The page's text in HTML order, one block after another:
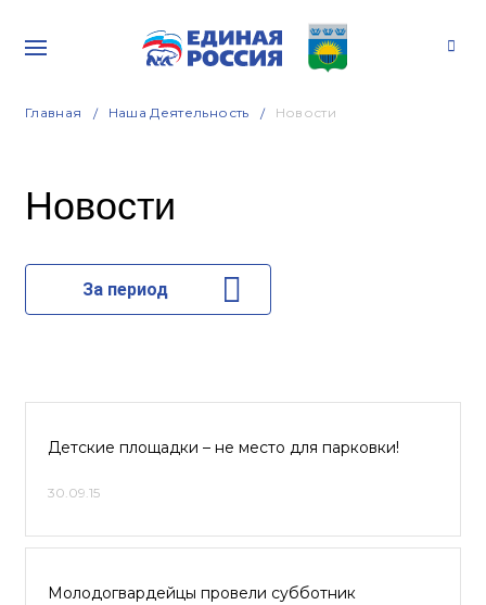
Главная Наша Деятельность Новости
Новости
За период
Детские площадки – не место для парковки!
30.09.15
Молодогвардейцы провели субботник